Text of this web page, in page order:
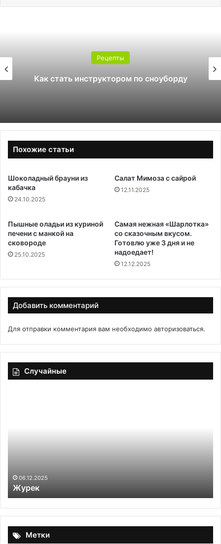
инструктором по сноуборду
Похожие статьи
Шоколадный брауни из
кабачка
24.10.2025
Салат Мимоза с сайрой
12.11.2025
Пышные оладьи из куриной
печени с манкой на
сковороде
25.10.2025
Самая нежная «Шарлотка»
со сказочным вкусом.
Готовлю уже 3 дня и не
надоедает!
12.12.2025
Добавить комментарий
Для отправки комментария вам необходимо авторизоваться.
Случайные
Метки